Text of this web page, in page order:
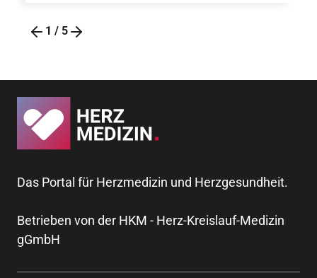
1 / 5
Das Portal für Herzmedizin und Herzgesundheit.
Betrieben von der HKM - Herz-Kreislauf-Medizin
gGmbH